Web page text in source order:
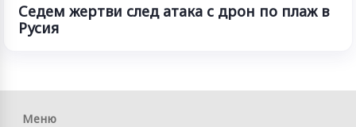
Седем жертви след атака с дрон по плаж в
Русия
Меню